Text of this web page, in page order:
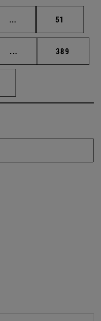
... Páginas intermedias
Página
51
... Páginas intermedias
Página
389